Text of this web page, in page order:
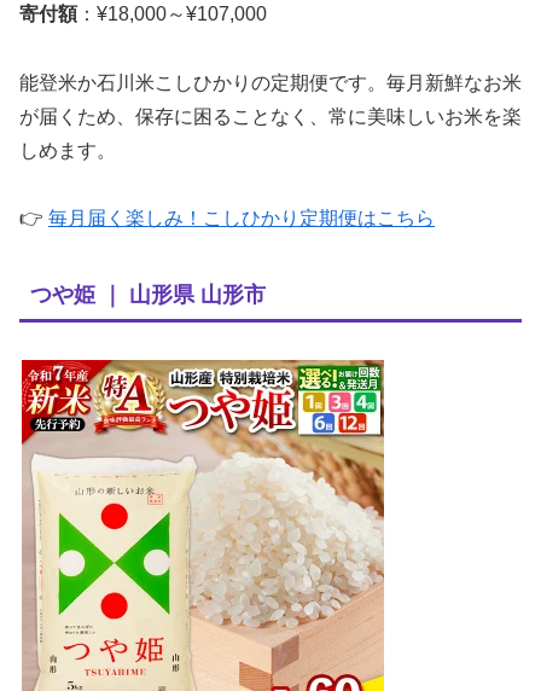
寄付額：¥18,000～¥107,000
能登米か石川米こしひかりの定期便です。毎月新鮮なお米
が届くため、保存に困ることなく、常に美味しいお米を楽
しめます。
👉 毎月届く楽しみ！こしひかり定期便はこちら
つや姫 ｜ 山形県 山形市